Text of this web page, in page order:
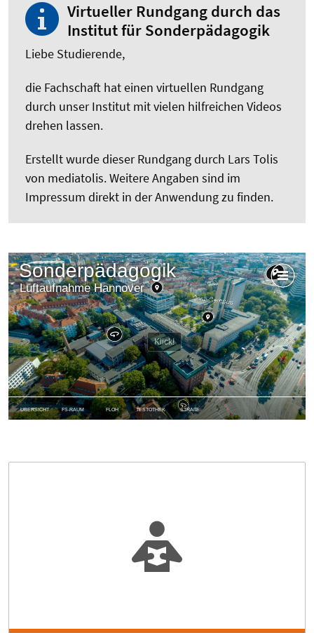
Virtueller Rundgang durch das
Institut für Sonderpädagogik
Liebe Studierende,
die Fachschaft hat einen virtuellen Rundgang
durch unser Institut mit vielen hilfreichen Videos
drehen lassen.
Erstellt wurde dieser Rundgang durch Lars Tolis
von mediatolis. Weitere Angaben sind im
Impressum direkt in der Anwendung zu finden.